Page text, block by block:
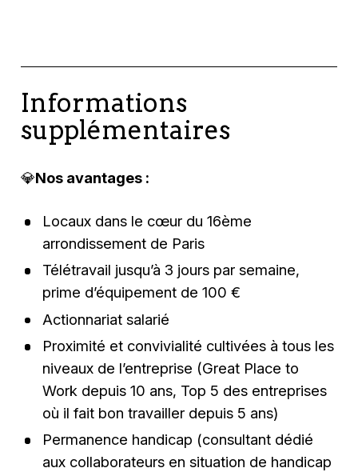
Informations
supplémentaires
💎Nos avantages :
Locaux dans le cœur du 16ème
arrondissement de Paris
Télétravail jusqu’à 3 jours par semaine,
prime d’équipement de 100 €
Actionnariat salarié
Proximité et convivialité cultivées à tous les
niveaux de l’entreprise (Great Place to
Work depuis 10 ans, Top 5 des entreprises
où il fait bon travailler depuis 5 ans)
Permanence handicap (consultant dédié
aux collaborateurs en situation de handicap